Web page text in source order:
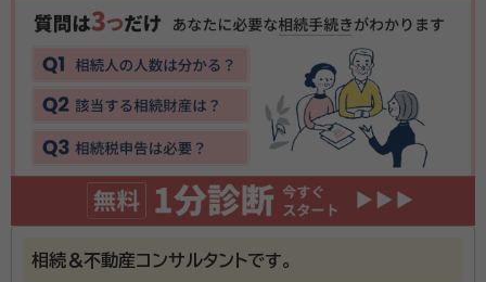
地や役所関係にも赴き、減額の実績多数。戸籍収集・預
貯金の解約手続から、空き家になった実家の遺品整理ま
で、幅広く相談が出来ます。
相続＆不動産コンサルタントです。